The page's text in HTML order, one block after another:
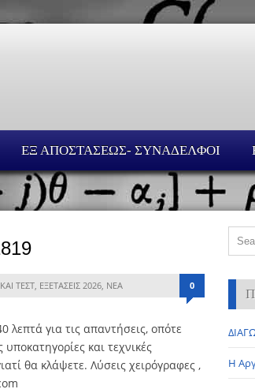
ΕΞ ΑΠΟΣΤΑΣΕΩΣ- ΣΥΝΑΔΕΛΦΟΙ
ΤΕΣΤ, ΕΞΕΤΑΣΕΙΣ 2026, ΝΕΑ 0
λεπτά για τις απαντήσεις, οπότε
και τεχνικές
θα κλάψετε. Λύσεις χειρόγραφες ,
Η